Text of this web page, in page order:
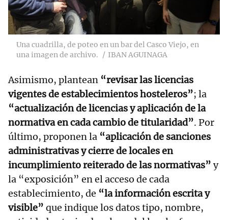
Una cuadrilla, de poteo en un bar del Casco Viejo, en
una imagen de archivo.
IBAN AGUINAGA
Asimismo, plantean “revisar las licencias
vigentes de establecimientos hosteleros”; la
“actualización de licencias y aplicación de la
normativa en cada cambio de titularidad”. Por
último, proponen la “aplicación de sanciones
administrativas y cierre de locales en
incumplimiento reiterado de las normativas” y
la “exposición” en el acceso de cada
establecimiento, de “la información escrita y
visible” que indique los datos tipo, nombre,